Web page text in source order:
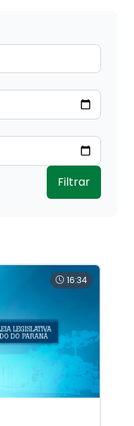
Filtrar
16:34